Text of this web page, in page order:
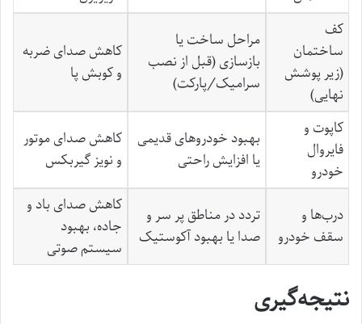
کف
ساختمان
(زیر پوشش
نهایی)
مراحل ساخت یا
بازسازی (قبل از نصب
سرامیک/پارکت)
کاهش صدای ضربه
و کوبش پا
کاپوت و
فایروال
خودرو
بهبود خودروهای قدیمی
یا افزایش راحتی
کاهش صدای موتور
و نویز گیربکس
درب‌ها و
سقف خودرو
تردد در مناطق پر سر و
صدا یا بهبود آکوستیک
کاهش صدای باد و
جاده، بهبود
سیستم صوتی
نتیجه‌گیری